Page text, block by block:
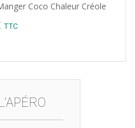
Coco Chaleur Créole
Current
is:
34,10€.
TTC